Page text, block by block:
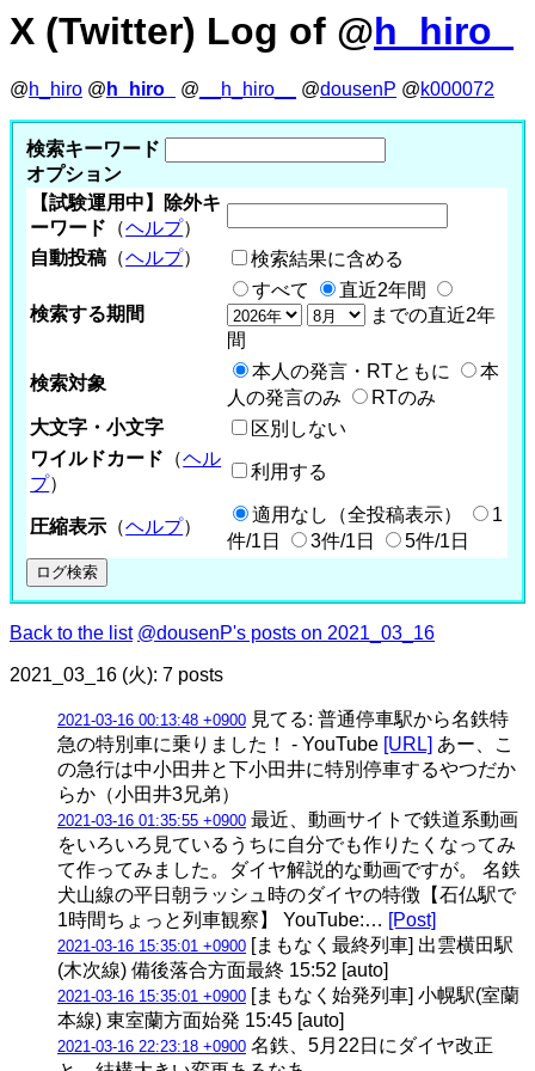
X (Twitter) Log of @h_hiro_
@h_hiro @ h_hiro_ @ __h_hiro__ @dousenP @k000072
検索キーワード
オプション
【試験運用中】除外キ
ーワード （ヘルプ）
自動投稿 （ヘルプ） 検索結果に含める
検索する期間
すべて
直近2年間
までの直近2年
間
検索対象
本人の発言・RTともに
本
人の発言のみ
RTのみ
大文字・小文字
区別しない
ワイルドカード （ヘル
プ）
利用する
圧縮表示 （ヘルプ）
適用なし（全投稿表示）
1
件/1日
3件/1日 5件/1日
Back to the list @dousenP's posts on 2021_03_16
2021_03_16 (火): 7 posts
2021-03-16 00:13:48 +0900 見てる: 普通停車駅から名鉄特
急の特別車に乗りました！ - YouTube [URL] あー、こ
の急行は中小田井と下小田井に特別停車するやつだか
らか（小田井3兄弟）
2021-03-16 01:35:55 +0900 最近、動画サイトで鉄道系動画
をいろいろ見ているうちに自分でも作りたくなってみ
て作ってみました。ダイヤ解説的な動画ですが。 名鉄
犬山線の平日朝ラッシュ時のダイヤの特徴【石仏駅で
1時間ちょっと列車観察】 YouTube:… [Post]
2021-03-16 15:35:01 +0900 [まもなく最終列車] 出雲横田駅
(木次線) 備後落合方面最終 15:52 [auto]
2021-03-16 15:35:01 +0900 [まもなく始発列車] 小幌駅(室蘭
本線) 東室蘭方面始発 15:45 [auto]
2021-03-16 22:23:18 +0900 名鉄、5月22日にダイヤ改正